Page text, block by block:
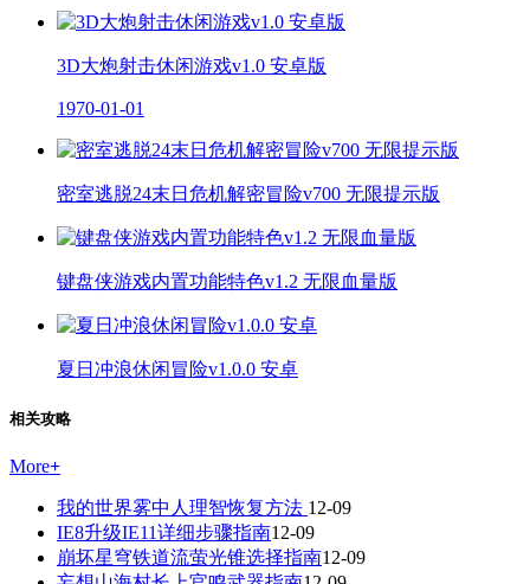
3D大炮射击休闲游戏v1.0 安卓版
1970-01-01
密室逃脱24末日危机解密冒险v700 无限提示版
键盘侠游戏内置功能特色v1.2 无限血量版
夏日冲浪休闲冒险v1.0.0 安卓
相关攻略
More+
我的世界雾中人理智恢复方法 12-09
IE8升级IE11详细步骤指南12-09
崩坏星穹铁道流萤光锥选择指南12-09